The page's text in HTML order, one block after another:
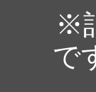
※
で